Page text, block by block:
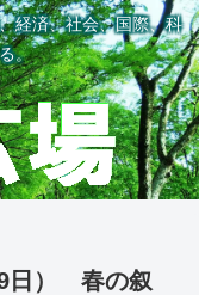
経済、社会、国際、科
。
日） 春の叙